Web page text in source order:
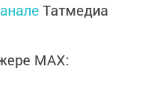
Татмедиа
MАХ: